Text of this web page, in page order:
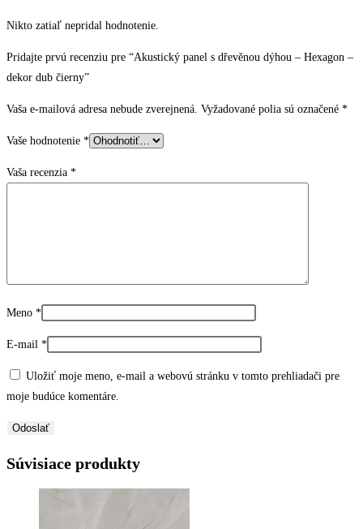
Nikto zatiaľ nepridal hodnotenie.
Pridajte prvú recenziu pre “Akustický panel s dřevěnou dýhou – Hexagon –
dekor dub čierny”
Vaša e-mailová adresa nebude zverejnená. Vyžadované polia sú označené *
Vaše hodnotenie *
Vaša recenzia *
Meno *
E-mail *
Uložiť moje meno, e-mail a webovú stránku v tomto prehliadači pre
moje budúce komentáre.
Súvisiace produkty